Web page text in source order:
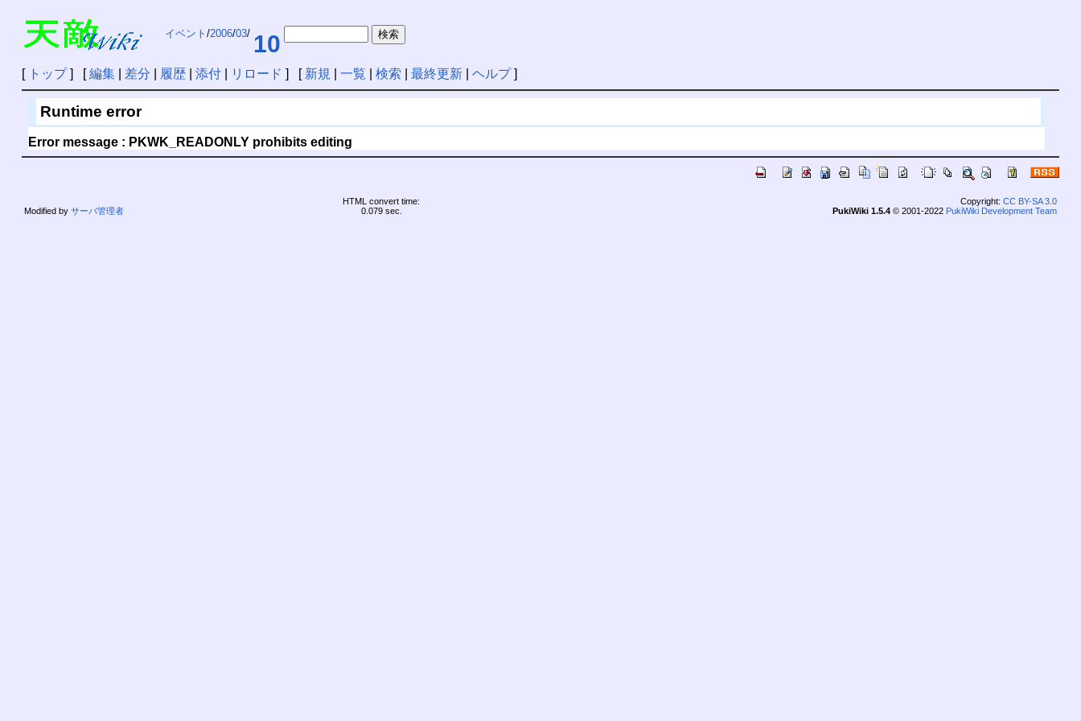
イベント /2006/03/ 10
[ トップ] [編集| 差分 履歴| 添付| リロード ] [ 新規 一覧 検索 最終更新| ヘルプ]
Runtime error
Error message : PKWK_READONLY prohibits editing
Modified by サーバ管理者
HTML convert time:
0.079 sec.
Copyright: CC BY-SA 3.0
PukiWiki 1.5.4© 2001-2022 PukiWiki Development Team